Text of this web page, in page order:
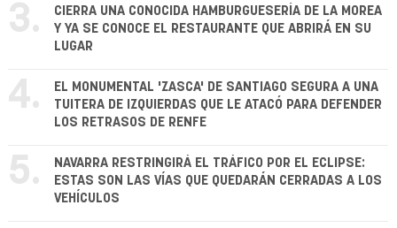
3.
CIERRA UNA CONOCIDA HAMBURGUESERÍA DE LA MOREA
Y YA SE CONOCE EL RESTAURANTE QUE ABRIRÁ EN SU
LUGAR
4.
EL MONUMENTAL 'ZASCA' DE SANTIAGO SEGURA A UNA
TUITERA DE IZQUIERDAS QUE LE ATACÓ PARA DEFENDER
LOS RETRASOS DE RENFE
5.
NAVARRA RESTRINGIRÁ EL TRÁFICO POR EL ECLIPSE:
ESTAS SON LAS VÍAS QUE QUEDARÁN CERRADAS A LOS
VEHÍCULOS